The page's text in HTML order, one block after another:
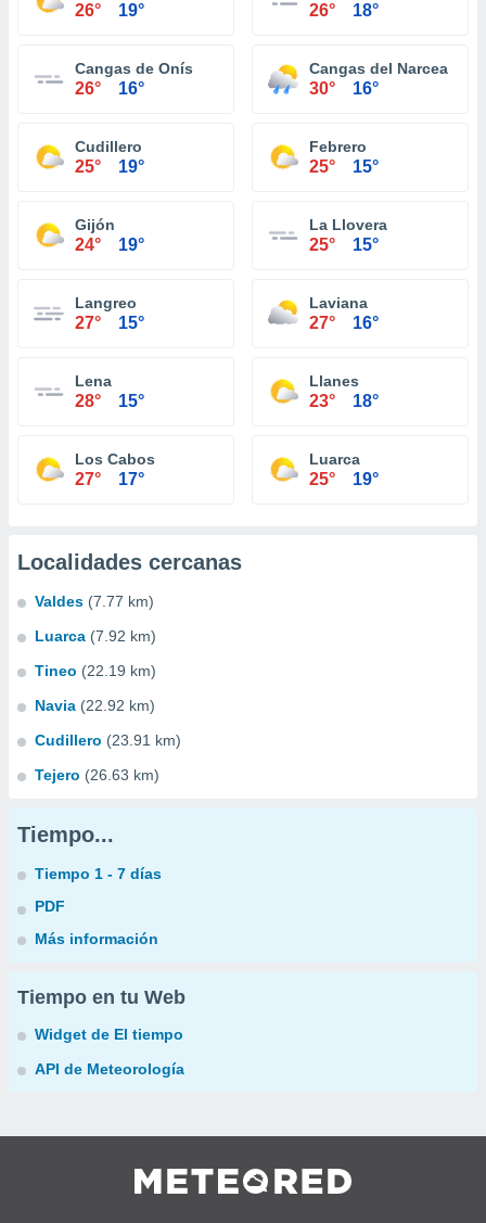
26° 19° 26° 18°
Cangas de Onís
26° 16°
Cangas del Narcea
30° 16°
Cudillero
25° 19°
Febrero
25° 15°
Gijón
24° 19°
La Llovera
25° 15°
Langreo
27° 15°
Laviana
27° 16°
Lena
28° 15°
Llanes
23° 18°
Los Cabos
27° 17°
Luarca
25° 19°
Localidades cercanas
Valdes (7.77 km)
Luarca (7.92 km)
Tineo (22.19 km)
Navia (22.92 km)
Cudillero (23.91 km)
Tejero (26.63 km)
Tiempo...
Tiempo 1 - 7 días
PDF
Más información
Tiempo en tu Web
Widget de El tiempo
API de Meteorología